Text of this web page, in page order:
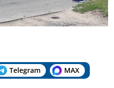
Telegram MAX